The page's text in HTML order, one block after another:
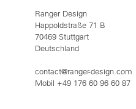
Ranger Design
Happoldstraße 71 B
70469 Stuttgart
Deutschland
contact@ranger-design.com
Mobil +49 176 60 96 60 87